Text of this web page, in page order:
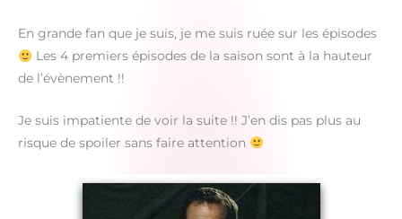
En grande fan que je suis, je me suis ruée sur les épisodes
Les 4 premiers épisodes de la saison sont à la hauteur
de l’évènement !!
Je suis impatiente de voir la suite !! J’en dis pas plus au
risque de spoiler sans faire attention